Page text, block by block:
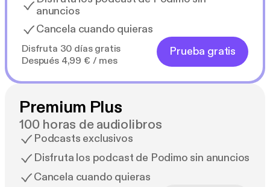
anuncios
Cancela cuando quieras
Disfruta 30 días gratis
Después 4,99 € / mes
Prueba gratis
Premium Plus
100 horas de audiolibros
Podcasts exclusivos
Disfruta los podcast de Podimo sin anuncios
Cancela cuando quieras